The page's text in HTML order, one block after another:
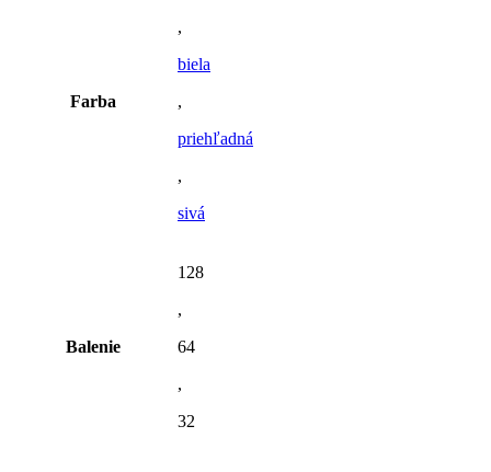
Farba
,
biela
,
priehľadná
,
sivá
Balenie
128
,
64
,
32